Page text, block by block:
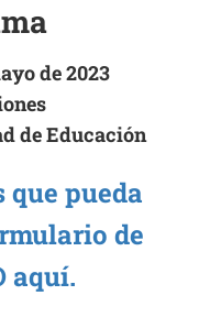
de 2023
de Educación
que pueda
de
aquí.